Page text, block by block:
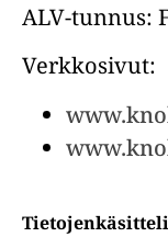
ALV-tunnus:
Verkkosivut: